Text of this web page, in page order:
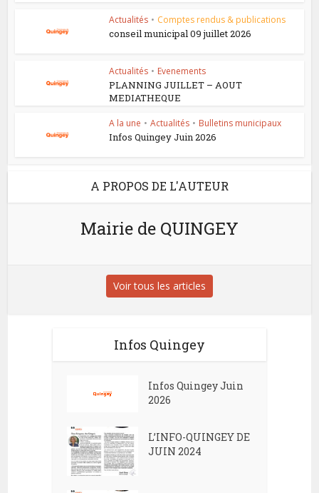
Actualités • Comptes rendus & publications
conseil municipal 09 juillet 2026
Actualités • Evenements
PLANNING JUILLET – AOUT
MEDIATHEQUE
A la une • Actualités • Bulletins municipaux
Infos Quingey Juin 2026
A PROPOS DE L'AUTEUR
Mairie de QUINGEY
Voir tous les articles
Infos Quingey
Infos Quingey Juin
2026
L’INFO-QUINGEY DE
JUIN 2024